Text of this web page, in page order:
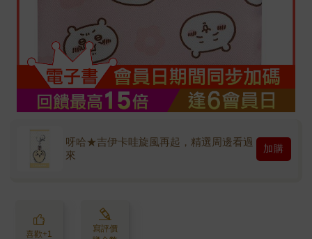
呀哈★吉伊卡哇旋風再起，精選周邊看過
來
加購
喜歡+1
寫評價